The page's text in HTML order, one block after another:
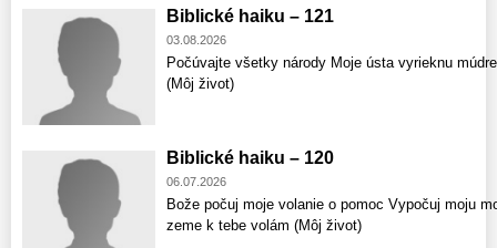
Biblické haiku – 121
03.08.2026
Počúvajte všetky národy Moje ústa vyrieknu
(Môj život)
Biblické haiku – 120
06.07.2026
Bože počuj moje volanie o pomoc Vypočuj moju
zeme k tebe volám (Môj život)